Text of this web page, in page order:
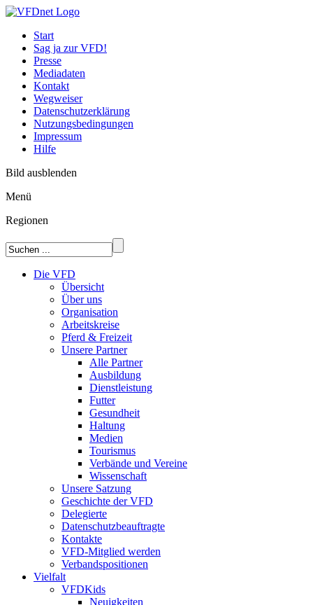
Start
Sag ja zur VFD!
Presse
Mediadaten
Kontakt
Wegweiser
Datenschutzerklärung
Nutzungsbedingungen
Impressum
Hilfe
Bild ausblenden
Menü
Regionen
Die VFD
Übersicht
Über uns
Organisation
Arbeitskreise
Pferd & Freizeit
Unsere Partner
Alle Partner
Ausbildung
Dienstleistung
Futter
Gesundheit
Haltung
Medien
Tourismus
Verbände und Vereine
Wissenschaft
Unsere Satzung
Geschichte der VFD
Delegierte
Datenschutzbeauftragte
Kontakte
VFD-Mitglied werden
Verbandspositionen
Vielfalt
VFDKids
Neuigkeiten